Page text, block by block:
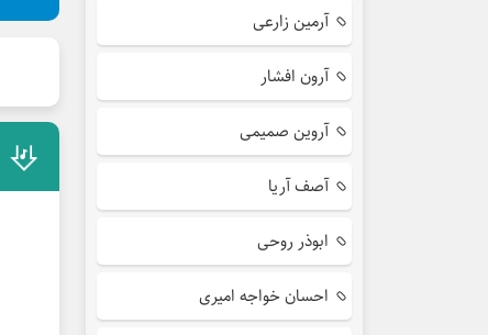
آرمین زارعی
آرون افشار
آروین صمیمی
آصف آریا
ابوذر روحی
احسان خواجه امیری